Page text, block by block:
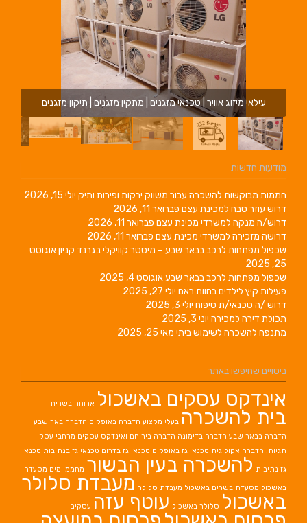
עילאי מיזוג אוויר | טכנאי מזגנים | מתקין מזגנים | תיקון מזגנים
מודעות חדשות
חממות מבוקשות להשכרה עבור משווק ירקות ופירות ותיק יולי 15, 2026
דרוש עוזר טבח למכינת עצם פברואר 11, 2026
דרוש/ה מנקה למשרדי מכינת עצם פברואר 11, 2026
דרושה מזכירה למשרדי מכינת עצם פברואר 11, 2026
שכפול מפתחות לרכב בבאר שבע – מיסטר קוויקלי בגרנד קניוןאוגוסט
25, 2025
שכפול מפתחות לרכב בבאר שבעאוגוסט 4, 2025
פעילות קיץ לילדים בחוות ראם יולי 27, 2025
דרוש /ה טכנאי/ת טיפוח יולי 3, 2025
תכולת דירה למכירה יוני 3, 2025
מתנפח להשכרה לשימוש ביתי מאי 25, 2025
ביטויים שחיפשו באתר
אינדקס עסקים באשכול ארוחה בשרית
בית להשכרה בעלי מקצוע הדברה באופקים הדברה באר שבע
הדברה בבאר שבע הדברה בדימונה הדברה בירוחם ואינדקס עסקים מרחבי עסק
תגיות: הדברה אקולוגית טכנאי גז באופקים טכנאי גז בדרום טכנאי גז בנתיבות טכנאי
גז נתיבות להשכרה בעין הבשור מחממי מים מסעדה
באשכול מסעדת בשרים באשכול מעבדת סלולר מעבדת סלולר
באשכול סלולר באשכול עוטף עזה עסקים